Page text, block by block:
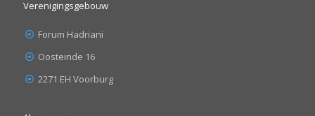
Verenigingsgebouw
Forum Hadriani
Oosteinde 16
2271 EH Voorburg